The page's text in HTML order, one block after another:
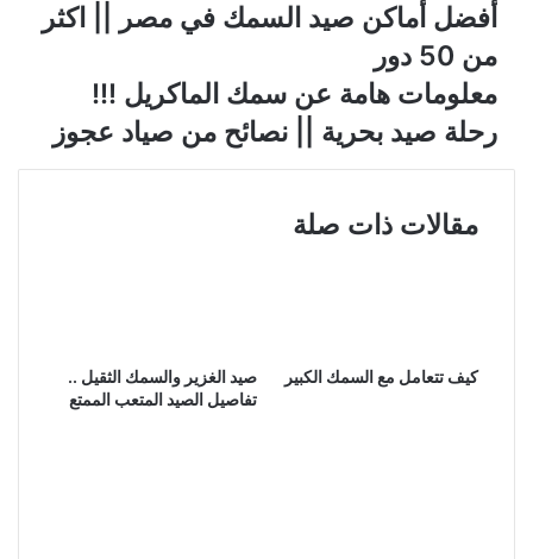
أفضل أماكن صيد السمك في مصر || اكثر
من 50 دور
معلومات هامة عن سمك الماكريل !!!
رحلة صيد بحرية || نصائح من صياد عجوز
مقالات ذات صلة
صيد الغزير والسمك الثقيل ..
تفاصيل الصيد المتعب الممتع
كيف تتعامل مع السمك الكبير